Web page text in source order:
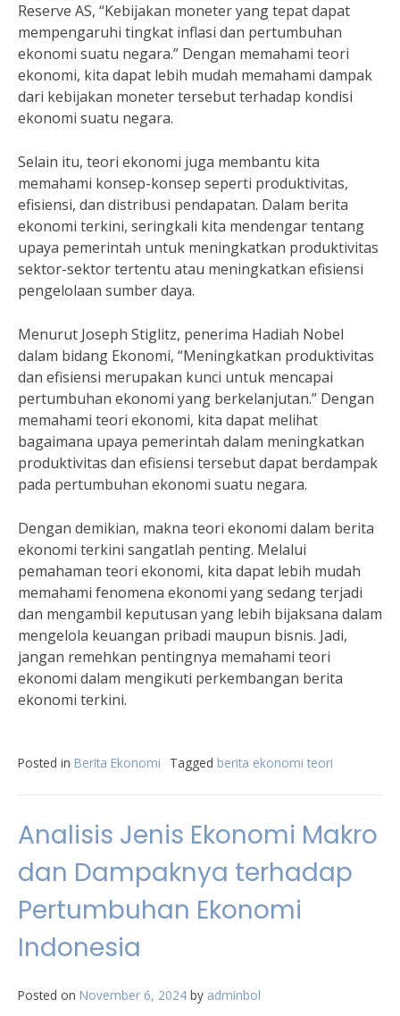
Reserve AS, “Kebijakan moneter yang tepat dapat
mempengaruhi tingkat inflasi dan pertumbuhan
ekonomi suatu negara.” Dengan memahami teori
ekonomi, kita dapat lebih mudah memahami dampak
dari kebijakan moneter tersebut terhadap kondisi
ekonomi suatu negara.
Selain itu, teori ekonomi juga membantu kita
memahami konsep-konsep seperti produktivitas,
efisiensi, dan distribusi pendapatan. Dalam berita
ekonomi terkini, seringkali kita mendengar tentang
upaya pemerintah untuk meningkatkan produktivitas
sektor-sektor tertentu atau meningkatkan efisiensi
pengelolaan sumber daya.
Menurut Joseph Stiglitz, penerima Hadiah Nobel
dalam bidang Ekonomi, “Meningkatkan produktivitas
dan efisiensi merupakan kunci untuk mencapai
pertumbuhan ekonomi yang berkelanjutan.” Dengan
memahami teori ekonomi, kita dapat melihat
bagaimana upaya pemerintah dalam meningkatkan
produktivitas dan efisiensi tersebut dapat berdampak
pada pertumbuhan ekonomi suatu negara.
Dengan demikian, makna teori ekonomi dalam berita
ekonomi terkini sangatlah penting. Melalui
pemahaman teori ekonomi, kita dapat lebih mudah
memahami fenomena ekonomi yang sedang terjadi
dan mengambil keputusan yang lebih bijaksana dalam
mengelola keuangan pribadi maupun bisnis. Jadi,
jangan remehkan pentingnya memahami teori
ekonomi dalam mengikuti perkembangan berita
ekonomi terkini.
Posted in Berita Ekonomi Tagged berita ekonomi teori
Analisis Jenis Ekonomi Makro
dan Dampaknya terhadap
Pertumbuhan Ekonomi
Indonesia
Posted on November 6, 2024 by adminbol